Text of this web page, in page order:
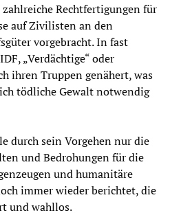
Rechtfertigungen für
auf Zivilisten an den
vorgebracht. In fast
„Verdächtige“ oder
ihren Truppen genähert, was
tödliche Gewalt notwendig
durch sein Vorgehen nur die
und Bedrohungen für die
und humanitäre
immer wieder berichtet, die
und wahllos.